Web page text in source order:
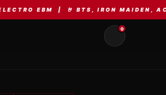
BTS, IRON MAIDEN, AC/DC,
0